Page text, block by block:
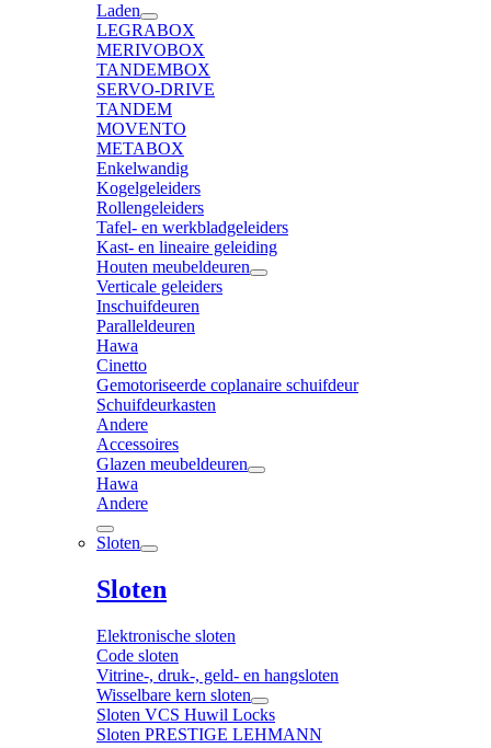
Laden
LEGRABOX
MERIVOBOX
TANDEMBOX
SERVO-DRIVE
TANDEM
MOVENTO
METABOX
Enkelwandig
Kogelgeleiders
Rollengeleiders
Tafel- en werkbladgeleiders
Kast- en lineaire geleiding
Houten meubeldeuren
Verticale geleiders
Inschuifdeuren
Paralleldeuren
Hawa
Cinetto
Gemotoriseerde coplanaire schuifdeur
Schuifdeurkasten
Andere
Accessoires
Glazen meubeldeuren
Hawa
Andere
Sloten
Sloten
Elektronische sloten
Code sloten
Vitrine-, druk-, geld- en hangsloten
Wisselbare kern sloten
Sloten VCS Huwil Locks
Sloten PRESTIGE LEHMANN